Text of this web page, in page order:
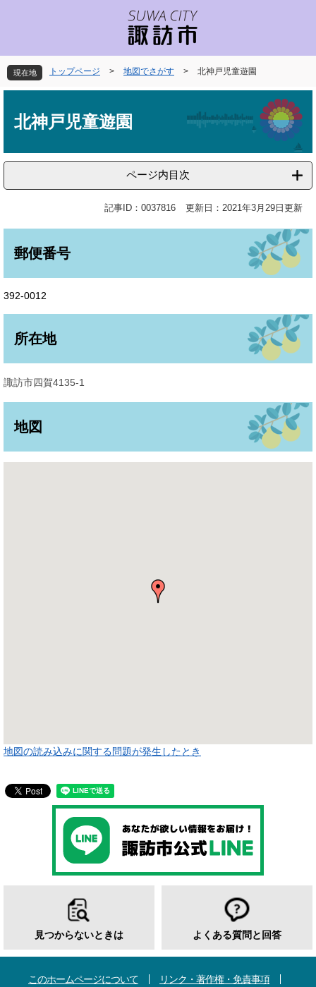
先
頭
を
飛
文
現在地 トップページ > 地図でさがす > 北神戸児童遊園
北神戸児童遊園
ページ内目次
記事ID：0037816 更新日：2021年3月29日更新
郵便番号
392-0012
所在地
諏訪市四賀4135-1
地図
地図の読み込みに関する問題が発生したとき
見つからないときは よくある質問と回答
このホームページについて
リンク・著作権・免責事項